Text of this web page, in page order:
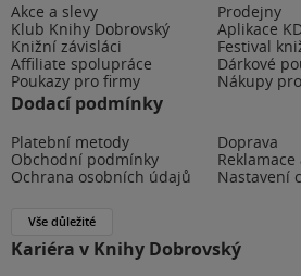
Akce a slevy
Prodejny
Klub Knihy Dobrovský
Aplikace
Knižní závisláci
Festival
Affiliate spolupráce
Dárkové
Poukazy pro firmy
Nákupy
Dodací podmínky
Platební metody
Doprava
Obchodní podmínky
Ochrana osobních údajů
Nastavení
Vše důležité
Kariéra v Knihy Dobrovský